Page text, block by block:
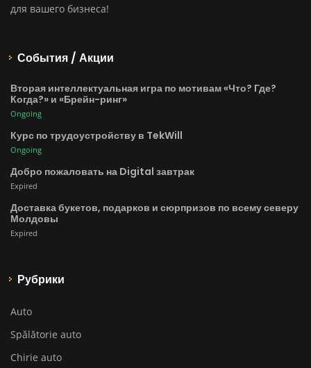
для вашего бизнеса!
События / Акции
Вторая интеллектуальная игра по мотивам «Что? Где?
Когда?» и «Брейн-ринг»
Ongoing
Курс по трудоустройству в TekWill
Ongoing
Добро пожаловать на Digital завтрак
Expired
Доставка букетов, подарков и сюрпризов по всему северу
Молдовы
Expired
Рубрики
Auto
Spălătorie auto
Chirie auto